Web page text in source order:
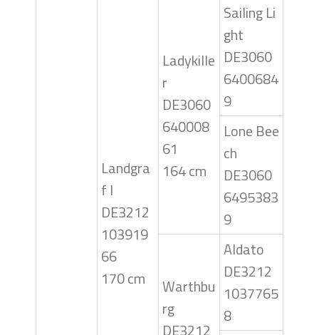
Landgra
f I
DE3212
103919
66
170 cm
Ladykille
r
DE3060
640008
61
164 cm
Sailing Li
ght
DE3060
6400684
9
Lone Bee
ch
DE3060
6495383
9
Warthbu
rg
DE3212
Aldato
DE3212
1037765
8